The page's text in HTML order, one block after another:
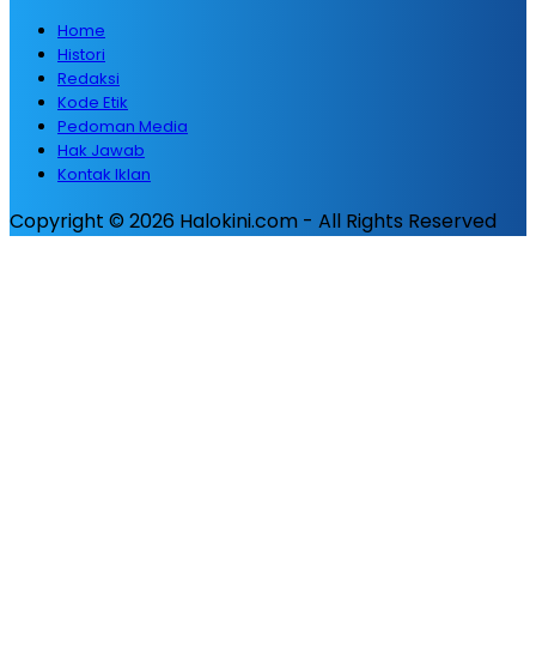
Home
Histori
Redaksi
Kode Etik
Pedoman Media
Hak Jawab
Kontak Iklan
Copyright © 2026 Halokini.com - All Rights Reserved